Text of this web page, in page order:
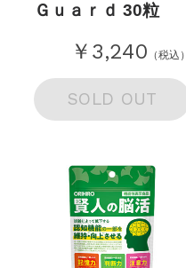
Ｇｕａｒｄ 30粒
￥3,240 （税込）
SOLD OUT